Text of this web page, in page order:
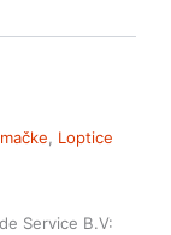
Loptice
Service B.V: